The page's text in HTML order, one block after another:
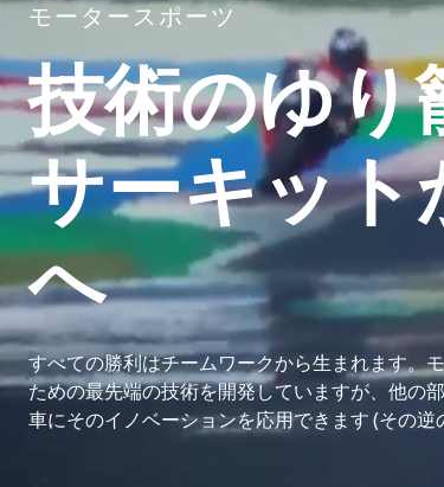
モータースポーツ
技術のゆり
サーキット
へ
すべての勝利はチームワークから生まれます。
ための最先端の技術を開発していますが、他の
車にそのイノベーションを応用できます (その逆